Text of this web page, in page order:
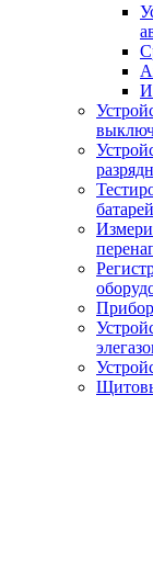
батарей